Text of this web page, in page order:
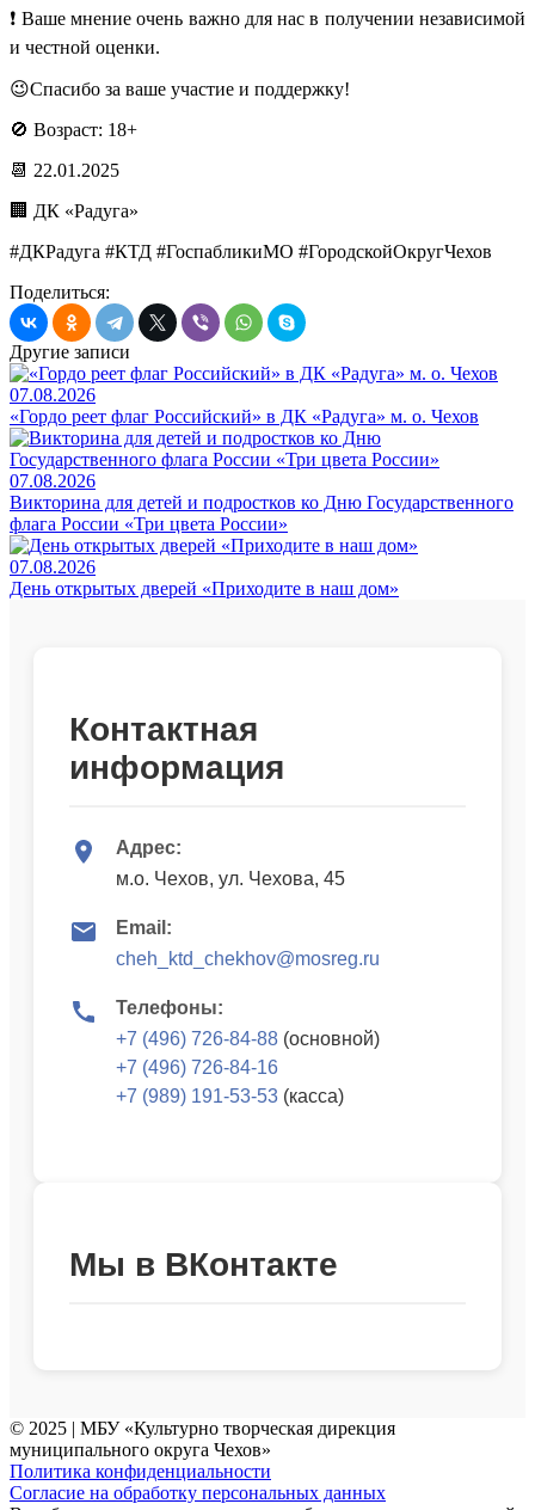
❗ Ваше мнение очень важно для нас в получении независимой
и честной оценки.
😉Спасибо за ваше участие и поддержку!
🚫 Возраст: 18+
📆 22.01.2025
🏢 ДК «Радуга»
#ДКРадуга #КТД #ГоспабликиМО #ГородскойОкругЧехов
Поделиться:
Другие записи
07.08.2026
«Гордо реет флаг Российский» в ДК «Радуга» м. о. Чехов
07.08.2026
Викторина для детей и подростков ко Дню Государственного
флага России «Три цвета России»
07.08.2026
День открытых дверей «Приходите в наш дом»
Контактная
информация
Адрес:
м.о. Чехов, ул. Чехова, 45
Email:
cheh_ktd_chekhov@mosreg.ru
Телефоны:
+7 (496) 726-84-88 (основной)
+7 (496) 726-84-16
+7 (989) 191-53-53 (касса)
Мы в ВКонтакте
© 2025 | МБУ «Культурно творческая дирекция
муниципального округа Чехов»
Политика конфиденциальности
Согласие на обработку персональных данных